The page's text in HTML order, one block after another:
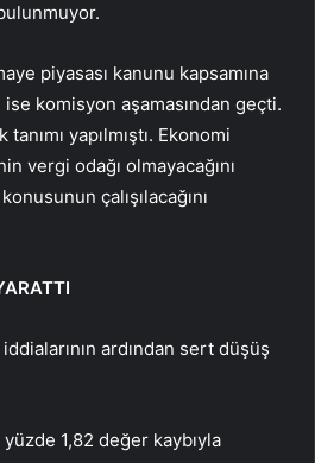
piyasası kanunu kapsamına
komisyon aşamasından geçti.
yapılmıştı. Ekonomi
vergi odağı olmayacağını
çalışılacağını
ardından sert düşüş
1,82 değer kaybıyla